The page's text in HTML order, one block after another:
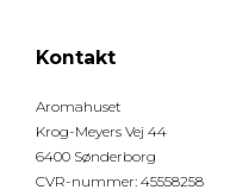
Kontakt
Aromahuset
Krog-Meyers Vej 44
6400 Sønderborg
CVR-nummer: 45558258